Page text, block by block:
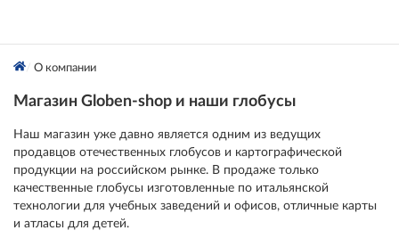
О компании
Магазин Globen-shop и наши глобусы
Наш магазин уже давно является одним из ведущих
продавцов отечественных глобусов и картографической
продукции на российском рынке. В продаже только
качественные глобусы изготовленные по итальянской
технологии для учебных заведений и офисов, отличные карты
и атласы для детей.